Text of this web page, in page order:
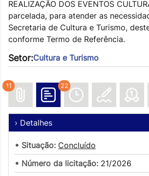
REALIZAÇÃO DOS EVENTOS
parcelada, para atender as
Secretaria de Cultura e Turismo,
conforme Termo de Referência.
Setor:Cultura e Turismo
11 22
› Detalhes
• Situação: Concluído
• Número da licitação: 21/2026